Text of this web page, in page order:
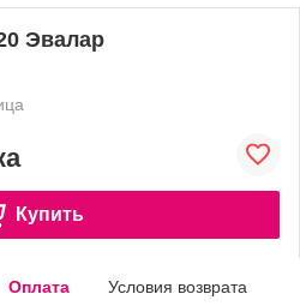
Эвалар
Купить
Оплата Условия возврата